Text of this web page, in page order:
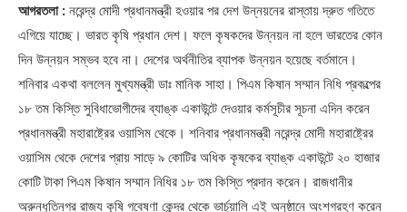
আগরতলা : নরেন্দ্র মোদী প্রধানমন্ত্রী হওয়ার পর দেশ উন্নয়নের রাস্তায় দ্রুত গতিতে
এগিয়ে যাচ্ছে। ভারত কৃষি প্রধান দেশ। ফলে কৃষকদের উন্নয়ন না হলে ভারতের কোন
দিন উন্নয়ন সম্ভব হবে না। দেশের অর্থনীতির ব্যাপক উন্নয়ন হয়েছে বর্তমানে।
শনিবার একথা বললেন মুখ্যমন্ত্রী ডাঃ মানিক সাহা। পিএম কিষান সম্মান নিধি প্রকল্পের
১৮ তম কিস্তি সুবিধাভোগীদের ব্যাঙ্ক একাউন্টে দেওয়ার কর্মসূচীর সূচনা এদিন করেন
প্রধানমন্ত্রী মহারাষ্ট্রের ওয়াসিম থেকে। শনিবার প্রধানমন্ত্রী নরেন্দ্র মোদী মহারাষ্ট্রের
ওয়াসিম থেকে দেশের প্রায় সাড়ে ৯ কোটির অধিক কৃষকের ব্যাঙ্ক একাউন্টে ২০ হাজার
কোটি টাকা পিএম কিষান সম্মান নিধির ১৮ তম কিস্তি প্রদান করেন। রাজধানীর
অরুন্ধুতিনগর রাজ্য কৃষি গবেষণা কেন্দ্র থেকে ভার্চুয়ালি এই অনুষ্ঠানে অংশগ্রহণ করেন